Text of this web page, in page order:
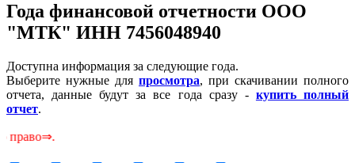
Года финансовой отчетности ООО
"МТК" ИНН 7456048940
Доступна информация за следующие года.
Выберите нужные для просмотра, при скачивании полного
отчета, данные будут за все года сразу - купить полный
отчет.